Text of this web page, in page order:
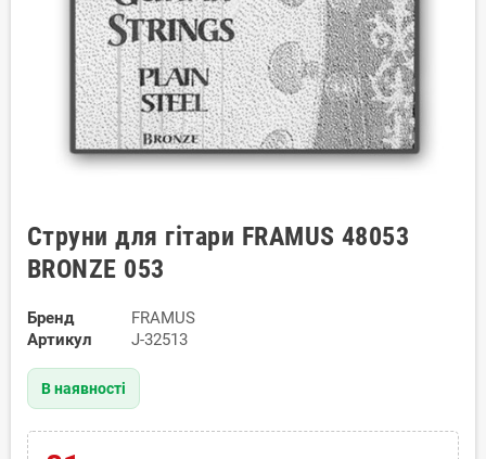
Струни для гітари FRAMUS 48053
BRONZE 053
Бренд
FRAMUS
Артикул
J-32513
В наявності